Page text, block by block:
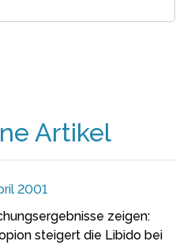
Artikel
2001
zeigen:
steigert die Libido bei